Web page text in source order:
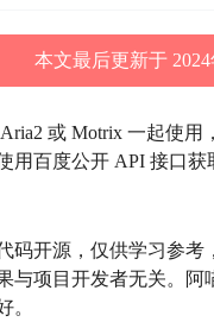
本文最后更新于
或 Motrix 一起使用
用百度公开 API 接口获
码开源，仅供学习参
与项目开发者无关。阿
。